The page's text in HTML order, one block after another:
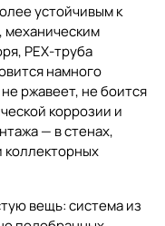
устойчивым к
механическим
PEX-труба
намного
ржавеет, не боится
коррозии и
— в стенах,
коллекторных
вещь: система из